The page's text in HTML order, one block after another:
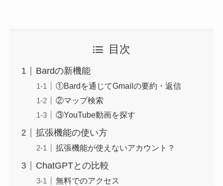
目次
Bardの新機能
①Bardを通じてGmailの要約・返信
②マップ検索
③YouTube動画を探す
拡張機能の使い方
拡張機能が使えないアカウント？
ChatGPTとの比較
無料でのアクセス